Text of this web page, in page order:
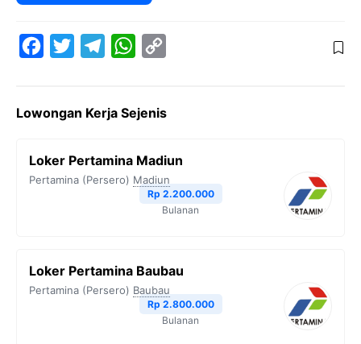
e
o
t
e
e
r
W
t
A
p
y
i
n
k
Lowongan Kerja Sejenis
Loker Pertamina Madiun
Pertamina (Persero) Madiun
Rp 2.200.000
Bulanan
Loker Pertamina Baubau
Pertamina (Persero) Baubau
Rp 2.800.000
Bulanan